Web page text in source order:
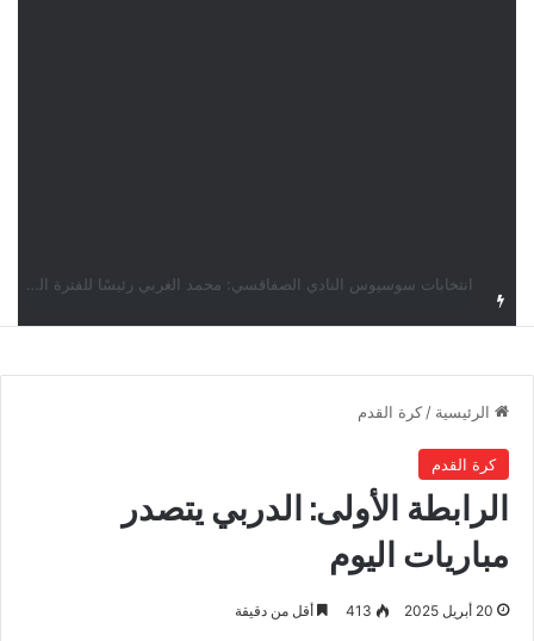
الرئيسية / كرة القدم
كرة القدم
الرابطة الأولى: الدربي يتصدر
مباريات اليوم
20 أبريل 2025 413 أقل من دقيقة